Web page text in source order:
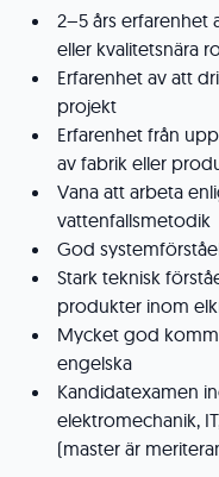
2–5 års
eller kvalitetsnära
Erfarenhet av att
projekt
Erfarenhet från
av fabrik eller
Vana att arbeta
vattenfallsmetodik
God
Stark teknisk
produkter inom
Mycket god
engelska
Kandidatexamen
elektromechanik,
(master är